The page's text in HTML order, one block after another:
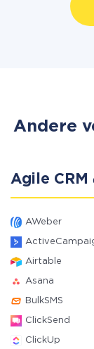
Andere
Agile CRM
AWeber
Airtable
Asana
BulkSMS
ClickSend
ClickUp